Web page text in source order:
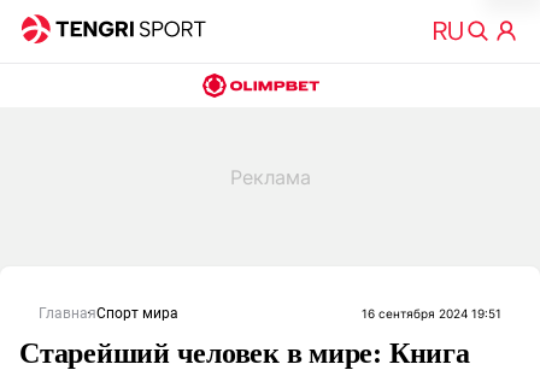
ГлавнаяСпорт мира 16 сентября 2024 19:51
Старейший человек в мире: Книга